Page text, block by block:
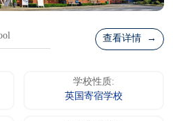
查看详情 →
学校性质:
英国寄宿学校